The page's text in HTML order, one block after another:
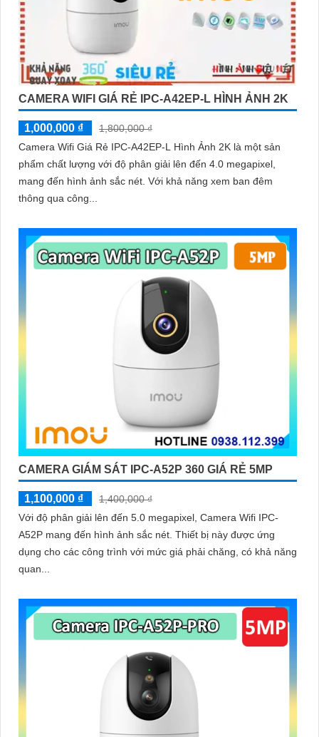
CAMERA WIFI GIÁ RẺ IPC-A42EP-L HÌNH ẢNH 2K
1,000,000 ₫
1,800,000 ₫
Camera Wifi Giá Rẻ IPC-A42EP-L Hình Ảnh 2K là một sản
phẩm chất lượng với độ phân giải lên đến 4.0 megapixel,
mang đến hình ảnh sắc nét. Với khả năng xem ban đêm
thông qua công...
CAMERA GIÁM SÁT IPC-A52P 360 GIÁ RẺ 5MP
1,100,000 ₫
1,400,000 ₫
Với độ phân giải lên đến 5.0 megapixel, Camera Wifi IPC-
A52P mang đến hình ảnh sắc nét. Thiết bị này được ứng
dụng cho các công trình với mức giá phải chăng, có khả năng
quan...